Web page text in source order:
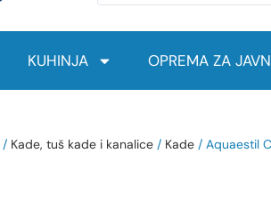
KUHINJA OPREMA ZA
/ Kade, tuš kade i kanalice / Kade / Aquaestil